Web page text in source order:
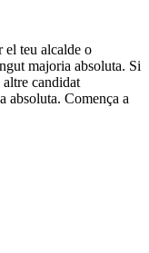
el teu alcalde o
majoria absoluta. Si
candidat
absoluta. Comença a